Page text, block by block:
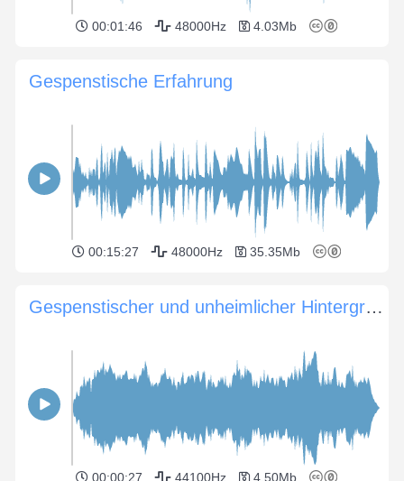
00:01:46 48000Hz 4.03Mb
Gespenstische Erfahrung
00:15:27 48000Hz 35.35Mb
Gespenstischer und unheimlicher Hintergrund
00:00:27 44100Hz 4.50Mb